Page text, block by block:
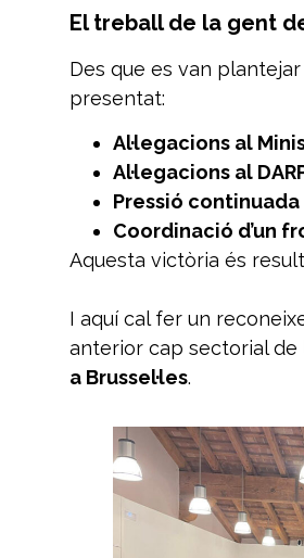
El treball de la gent
Des que es van
presentat:
Al·legacions al
Al·legacions al
Pressió
Coordinació d’un
Aquesta victòria és
I aquí cal fer un
anterior cap sectorial de
a Brussel·les.